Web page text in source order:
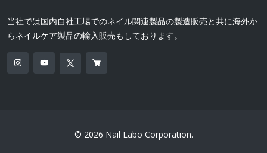
当社では国内自社工場でのネイル関連製品の製造販売と共に海外か
らネイルケア製品の輸入販売もしております。
© 2026 Nail Labo Corporation.